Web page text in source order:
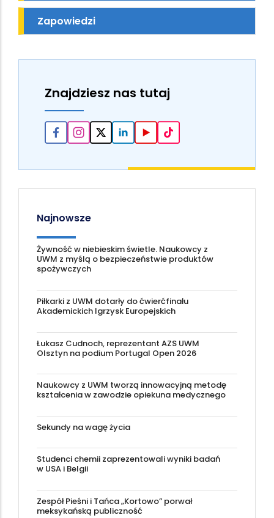
Zapowiedzi
Znajdziesz nas tutaj
Najnowsze
Żywność w niebieskim świetle. Naukowcy z
UWM z myślą o bezpieczeństwie produktów
spożywczych
Piłkarki z UWM dotarły do ćwierćfinału
Akademickich Igrzysk Europejskich
Łukasz Cudnoch, reprezentant AZS UWM
Olsztyn na podium Portugal Open 2026
Naukowcy z UWM tworzą innowacyjną metodę
kształcenia w zawodzie opiekuna medycznego
Sekundy na wagę życia
Studenci chemii zaprezentowali wyniki badań
w USA i Belgii
Zespół Pieśni i Tańca „Kortowo” porwał
meksykańską publiczność